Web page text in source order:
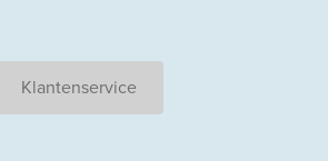
Klantenservice